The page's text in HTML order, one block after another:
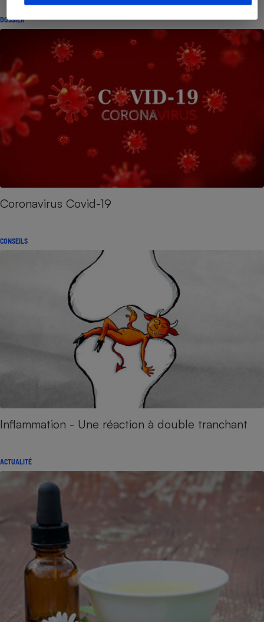
DOSSIER
Coronavirus Covid-19
CONSEILS
Inflammation - Une réaction à double tranchant
ACTUALITÉ